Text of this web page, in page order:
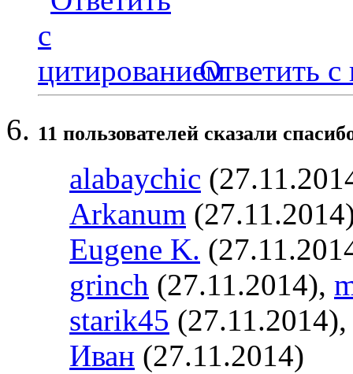
Ответить с
11 пользователей сказали
alabaychic
Arkanum
Eugene K.
grinch (27.11.2014),
starik45
Иван (27.11.2014)